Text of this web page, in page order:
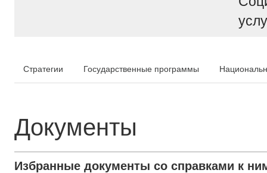
Стратегии Государственные программы
Документы
Избранные документы со справками к